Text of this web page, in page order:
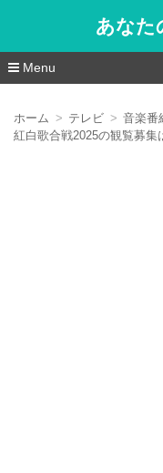
あなた
Menu
ホーム テレビ
音楽番
紅白歌合戦2025の観覧募